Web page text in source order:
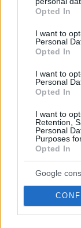
grant or deny
use your data
consent section.
Opted In
I want to
Personal
Opted In
I want to
Personal
Opted In
I want to
Retention,
Personal
Purposes
Opted In
Google
Tα σημερινά
κέντρο των
βασικές
ασκούν
κατασκευών.
τελευταίο
που
καθώς η